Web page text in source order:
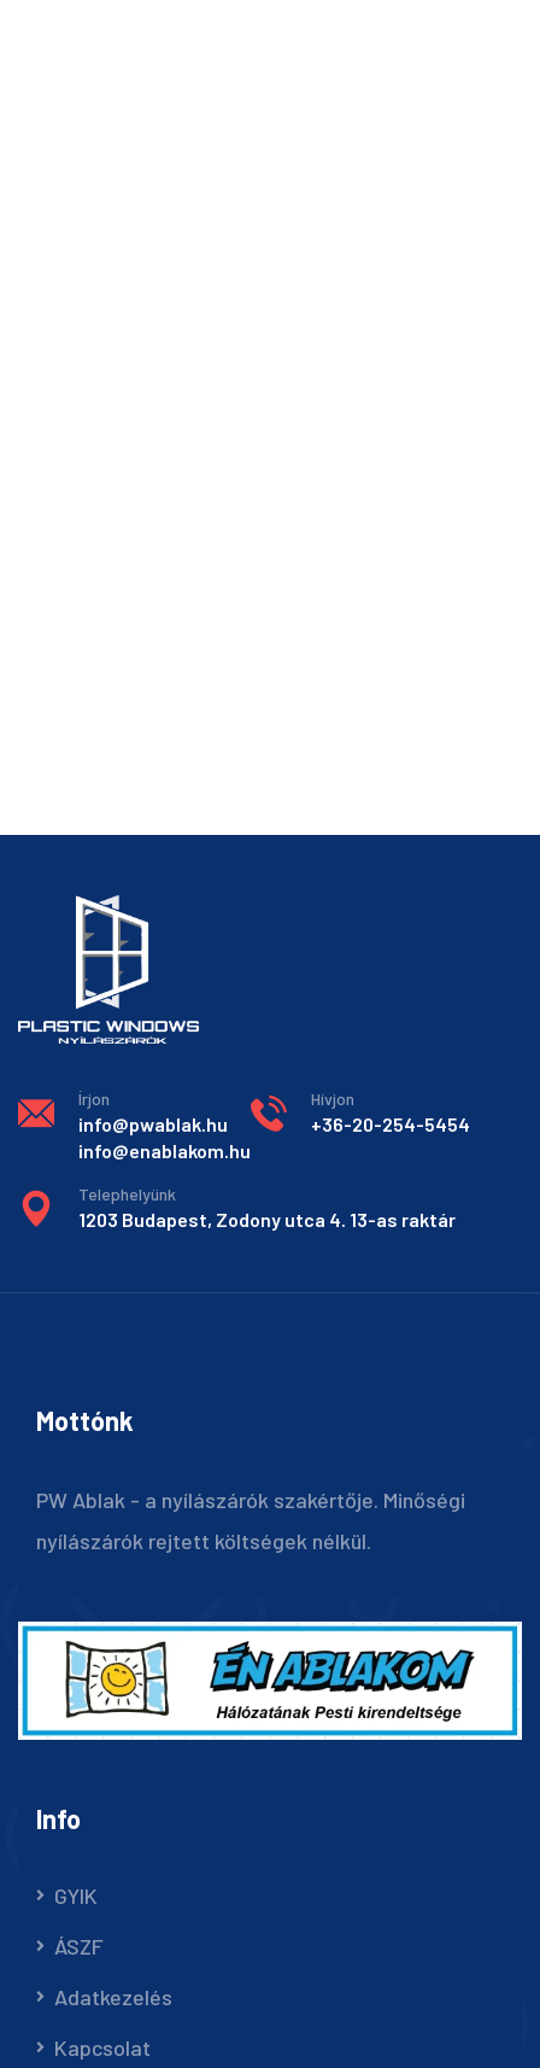
Írjon
info@pwablak.hu
info@enablakom.hu
Hívjon
+36-20-254-5454
Telephelyünk
1203 Budapest, Zodony utca 4. 13-as raktár
Mottónk
PW Ablak - a nyílászárók szakértője. Minőségi
nyílászárók rejtett költségek nélkül.
Info
GYIK
ÁSZF
Adatkezelés
Kapcsolat